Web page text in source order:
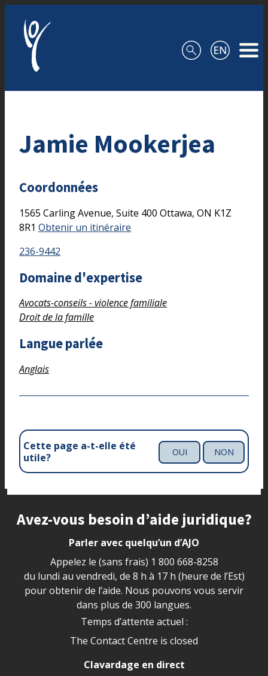
Jamie Mookerjea
Coordonnées
1565 Carling Avenue, Suite 400 Ottawa, ON K1Z
8R1 Obtenir un itinéraire
236-9442
Domaine d'expertise
Avocats-conseils - violence familiale
Droit de la famille
Langue parlée
Anglais
Cette page a-t-elle été
utile?
OUI NON
Site footer
Avez-vous besoin d’aide juridique?
Parler avec quelqu’un d’AJO
Appelez le (sans frais) 1 800 668-8258
du lundi au vendredi, de 8 h à 17 h (heure de l’Est)
pour obtenir de l’aide. Nous pouvons vous servir
dans plus de 300 langues.
Temps d’attente actuel :
The Contact Centre is closed
Clavardage en direct